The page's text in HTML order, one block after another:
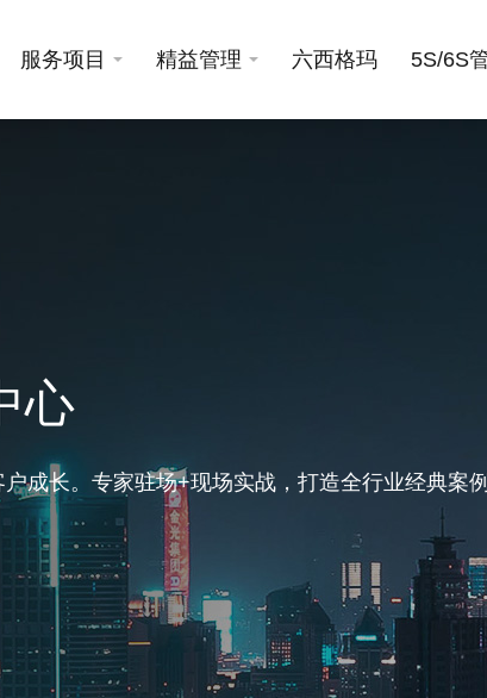
服务项目 精益管理 六西格玛 5S/6S
心
成长。专家驻场+现场实战，打造全行业经典案例